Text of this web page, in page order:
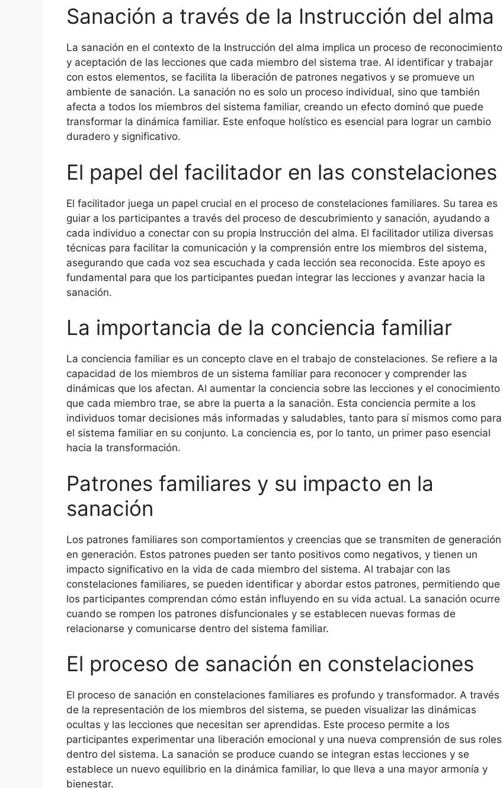
Sanación a través de la Instrucción del alma
La sanación en el contexto de la Instrucción del alma implica un proceso de reconocimiento
y aceptación de las lecciones que cada miembro del sistema trae. Al identificar y trabajar
con estos elementos, se facilita la liberación de patrones negativos y se promueve un
ambiente de sanación. La sanación no es solo un proceso individual, sino que también
afecta a todos los miembros del sistema familiar, creando un efecto dominó que puede
transformar la dinámica familiar. Este enfoque holístico es esencial para lograr un cambio
duradero y significativo.
El papel del facilitador en las constelaciones
El facilitador juega un papel crucial en el proceso de constelaciones familiares. Su tarea es
guiar a los participantes a través del proceso de descubrimiento y sanación, ayudando a
cada individuo a conectar con su propia Instrucción del alma. El facilitador utiliza diversas
técnicas para facilitar la comunicación y la comprensión entre los miembros del sistema,
asegurando que cada voz sea escuchada y cada lección sea reconocida. Este apoyo es
fundamental para que los participantes puedan integrar las lecciones y avanzar hacia la
sanación.
La importancia de la conciencia familiar
La conciencia familiar es un concepto clave en el trabajo de constelaciones. Se refiere a la
capacidad de los miembros de un sistema familiar para reconocer y comprender las
dinámicas que los afectan. Al aumentar la conciencia sobre las lecciones y el conocimiento
que cada miembro trae, se abre la puerta a la sanación. Esta conciencia permite a los
individuos tomar decisiones más informadas y saludables, tanto para sí mismos como para
el sistema familiar en su conjunto. La conciencia es, por lo tanto, un primer paso esencial
hacia la transformación.
Patrones familiares y su impacto en la
sanación
Los patrones familiares son comportamientos y creencias que se transmiten de generación
en generación. Estos patrones pueden ser tanto positivos como negativos, y tienen un
impacto significativo en la vida de cada miembro del sistema. Al trabajar con las
constelaciones familiares, se pueden identificar y abordar estos patrones, permitiendo que
los participantes comprendan cómo están influyendo en su vida actual. La sanación ocurre
cuando se rompen los patrones disfuncionales y se establecen nuevas formas de
relacionarse y comunicarse dentro del sistema familiar.
El proceso de sanación en constelaciones
El proceso de sanación en constelaciones familiares es profundo y transformador. A través
de la representación de los miembros del sistema, se pueden visualizar las dinámicas
ocultas y las lecciones que necesitan ser aprendidas. Este proceso permite a los
participantes experimentar una liberación emocional y una nueva comprensión de sus roles
dentro del sistema. La sanación se produce cuando se integran estas lecciones y se
establece un nuevo equilibrio en la dinámica familiar, lo que lleva a una mayor armonía y
bienestar.